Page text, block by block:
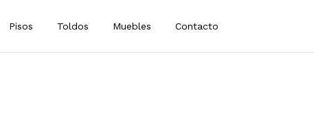
Pisos Toldos Muebles Contacto